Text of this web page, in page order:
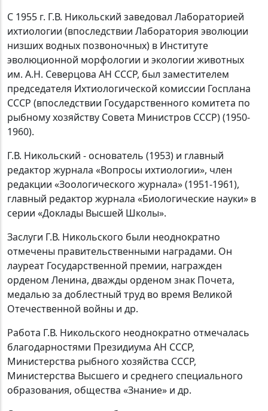
С 1955 г. Г.В. Никольский заведовал Лабораторией
ихтиологии (впоследствии Лаборатория эволюции
низших водных позвоночных) в Институте
эволюционной морфологии и экологии животных
им. А.Н. Северцова АН СССР, был заместителем
председателя Ихтиологической комиссии Госплана
СССР (впоследствии Государственного комитета по
рыбному хозяйству Совета Министров СССР) (1950-
1960).
Г.В. Никольский - основатель (1953) и главный
редактор журнала «Вопросы ихтиологии», член
редакции «Зоологического журнала» (1951-1961),
главный редактор журнала «Биологические науки» в
серии «Доклады Высшей Школы».
Заслуги Г.В. Никольского были неоднократно
отмечены правительственными наградами. Он
лауреат Государственной премии, награжден
орденом Ленина, дважды орденом знак Почета,
медалью за доблестный труд во время Великой
Отечественной войны и др.
Работа Г.В. Никольского неоднократно отмечалась
благодарностями Президиума АН СССР,
Министерства рыбного хозяйства СССР,
Министерства Высшего и среднего специального
образования, общества «Знание» и др.